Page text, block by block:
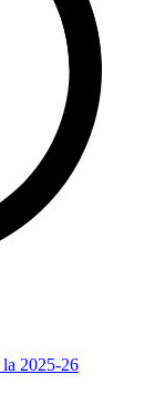
la 2025-26